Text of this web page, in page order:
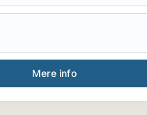
Mere info